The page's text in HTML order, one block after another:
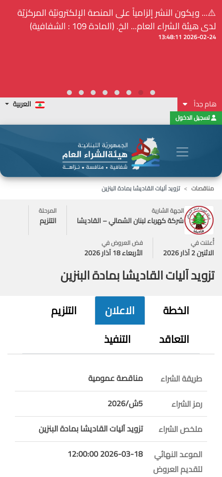
⚠️... ويكون النشر إلزامياً على المنصة الإلكترونيّة المركزيّة
لدى هيئة الشراء العام... الخ. (المادة 109 : الشفافية)
2026-02-24 13:48:11
هام جداً العربية
تسجيل الدخول
مناقصات
تزويد آليات القاديشا بمادة البنزين
الجهة الشارية
شركة كهرباء لبنان الشمالي – القاديشا
المرحلة
التلزيم
أُعلنت في
الاثنين 2 آذار 2026
فض العروض في
الأربعاء 18 آذار 2026
تزويد آليات القاديشا بمادة البنزين
الخطة الاعلان
التلزيم
التعاقد
التنفيذ
طريقة الشراء
مناقصة عمومية
رمز الشراء
5ش/2026
ملخص الشراء
تزويد آليات القاديشا بمادة البنزين
الموعد النهائي
لتقديم العروض
2026-03-18 12:00:00